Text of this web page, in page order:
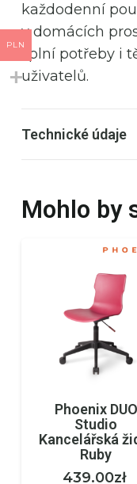
každodenní
v domácích
splní potřeby i
uživatelů.
Technické údaje
Mohlo by
Phoenix DUO
Studio
Kancelářská
Ruby
439.00zł
PLN